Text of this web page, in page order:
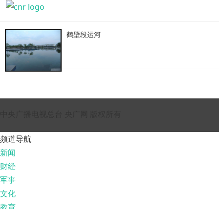
鹤壁段运河
频道导航
新闻
财经
军事
文化